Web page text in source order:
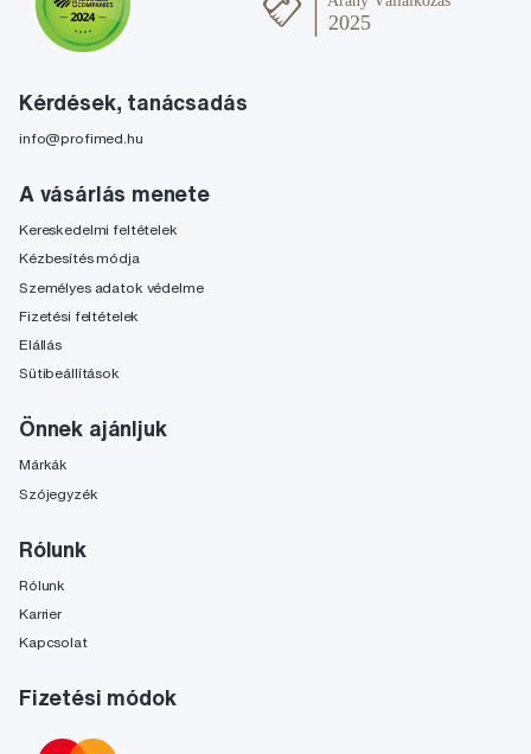
Kérdések, tanácsadás
info@profimed.hu
A vásárlás menete
Kereskedelmi feltételek
Kézbesítés módja
Személyes adatok védelme
Fizetési feltételek
Elállás
Sütibeállítások
Önnek ajánljuk
Márkák
Szójegyzék
Rólunk
Rólunk
Karrier
Kapcsolat
Fizetési módok